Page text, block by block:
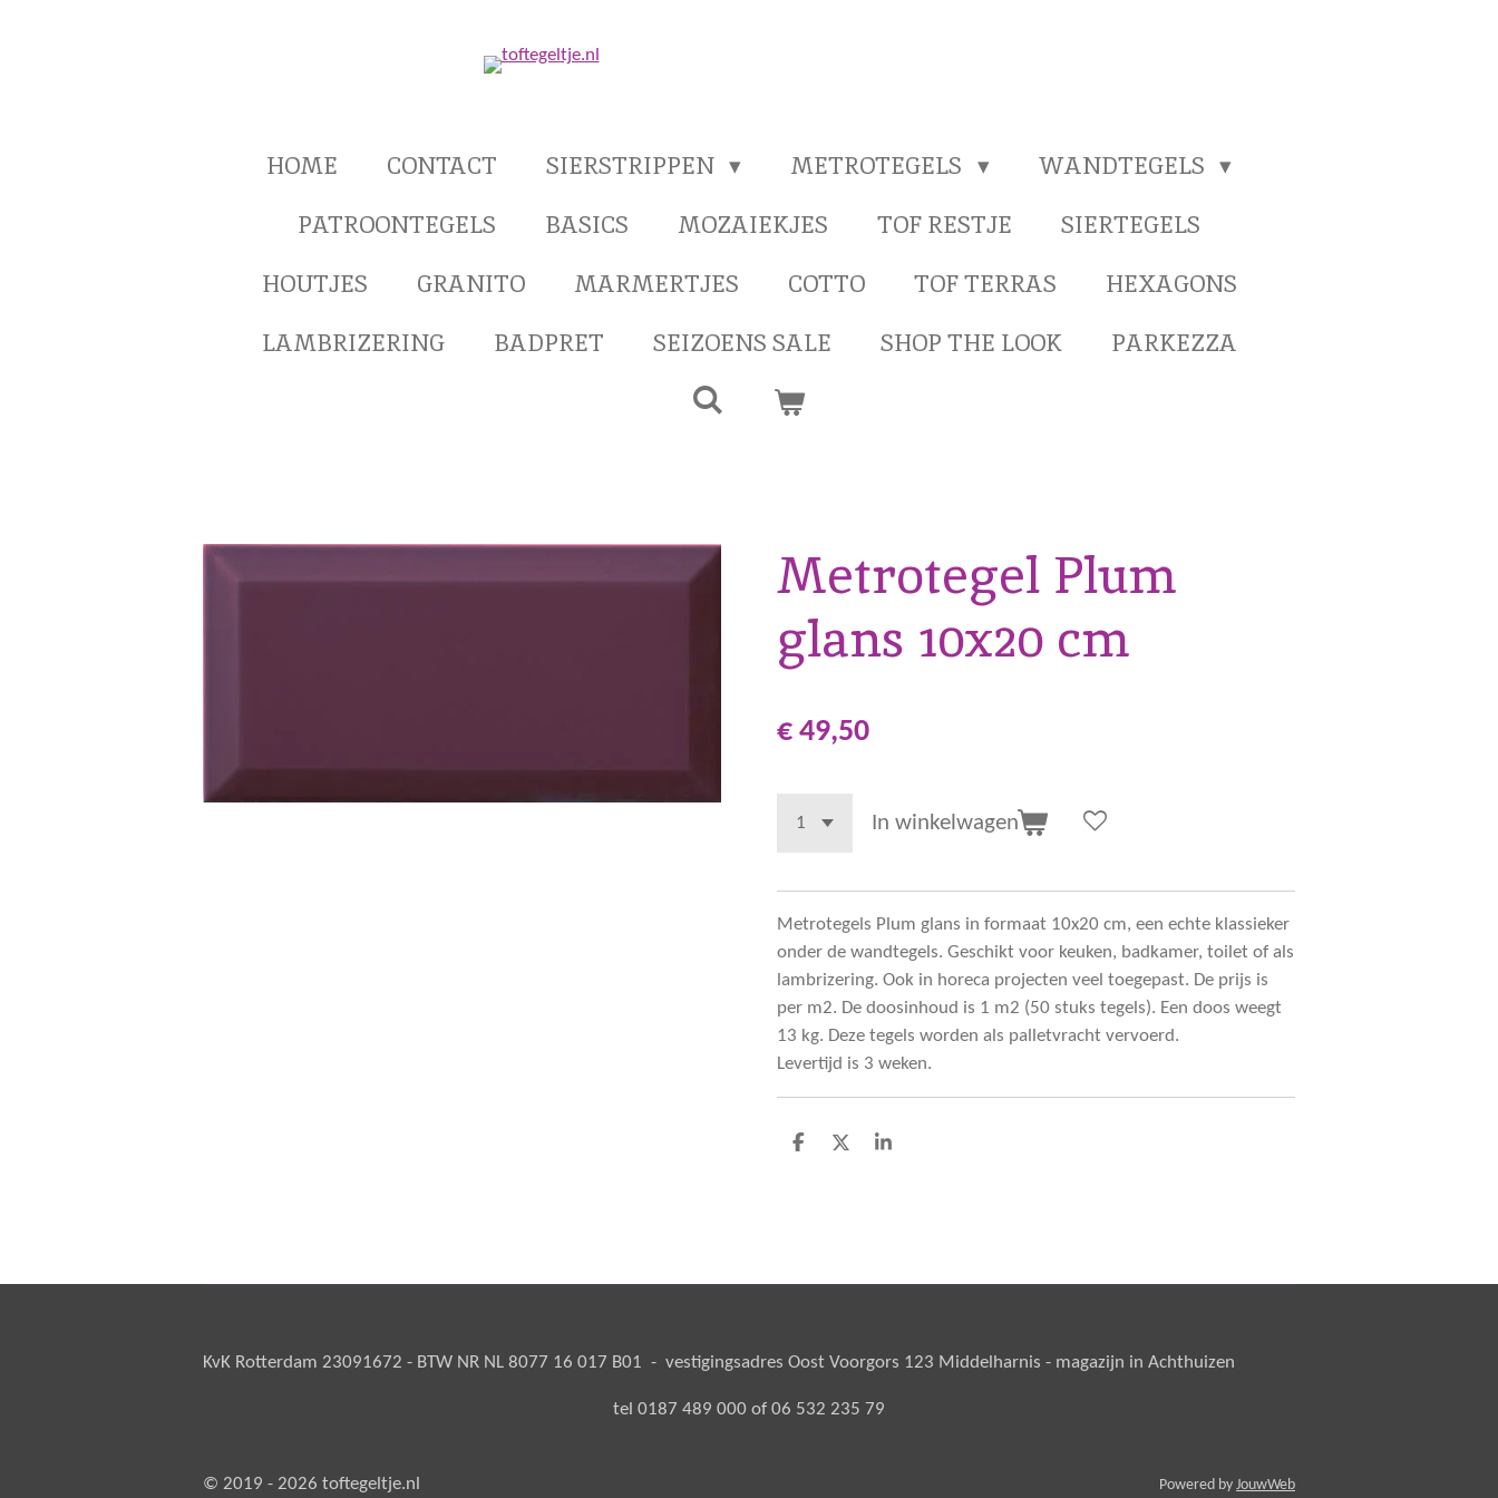
HOME CONTACT SIERSTRIPPEN METROTEGELS
WANDTEGELS
PATROONTEGELS
BASICS MOZAIEKJES TOF RESTJE
SIERTEGELS
HOUTJES
GRANITO MARMERTJES COTTO TOF TERRAS
HEXAGONS
LAMBRIZERING
BADPRET SEIZOENS SALE SHOP THE LOOK PARKEZZA
Metrotegel Plum
glans 10x20 cm
€ 49,50
In winkelwagen
Metrotegels Plum glans in formaat 10x20 cm, een echte klassieker
onder de wandtegels. Geschikt voor keuken, badkamer, toilet of als
lambrizering. Ook in horeca projecten veel toegepast. De prijs is
per m2. De doosinhoud is 1 m2 (50 stuks tegels). Een doos weegt
13 kg. Deze tegels worden als palletvracht vervoerd.
Levertijd is 3 weken.
D
D
S
KvK Rotterdam 23091672 - BTW NR NL 8077 16 017 B01 - vestigingsadres Oost Voorgors 123 Middelharnis - magazijn in Achthuizen
tel 0187 489 000 of 06 532 235 79
© 2019 - 2026 toftegeltje.nl Powered by JouwWeb